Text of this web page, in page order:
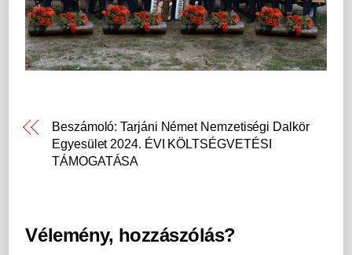
Beszámoló: Tarjáni Német Nemzetiségi Dalkör
Egyesület 2024. ÉVI KÖLTSÉGVETÉSI
TÁMOGATÁSA
Vélemény, hozzászólás?